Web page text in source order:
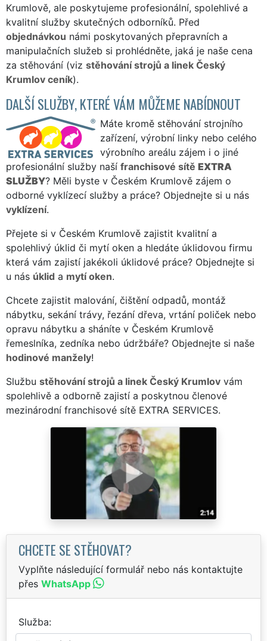
Krumlově, ale poskytujeme profesionální, spolehlivé a
kvalitní služby skutečných odborníků. Před
objednávkou námi poskytovaných přepravních a
manipulačních služeb si prohlédněte, jaká je naše cena
za stěhování (viz stěhování strojů a linek Český
Krumlov ceník).
DALŠÍ SLUŽBY, KTERÉ VÁM MŮŽEME NABÍDNOUT
Máte kromě stěhování strojního
zařízení, výrobní linky nebo celého
výrobního areálu zájem i o jiné
profesionální služby naší franchisové sítě EXTRA
SLUŽBY? Měli byste v Českém Krumlově zájem o
odborné vyklízecí služby a práce? Objednejte si u nás
vyklízení.
Přejete si v Českém Krumlově zajistit kvalitní a
spolehlivý úklid či mytí oken a hledáte úklidovou firmu
která vám zajistí jakékoli úklidové práce? Objednejte si
u nás úklid a mytí oken.
Chcete zajistit malování, čištění odpadů, montáž
nábytku, sekání trávy, řezání dřeva, vrtání poliček nebo
opravu nábytku a sháníte v Českém Krumlově
řemeslníka, zedníka nebo údržbáře? Objednejte si naše
hodinové manžely!
Službu stěhování strojů a linek Český Krumlov vám
spolehlivě a odborně zajistí a poskytnou členové
mezinárodní franchisové sítě EXTRA SERVICES.
CHCETE SE STĚHOVAT?
Vyplňte následující formulář nebo nás kontaktujte
přes WhatsApp
Služba